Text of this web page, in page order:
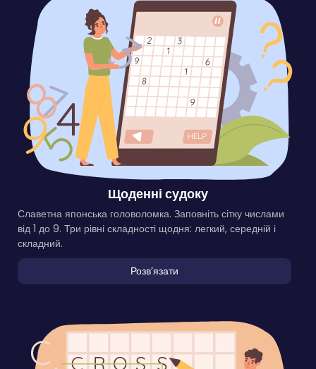
Щоденні судоку
Славетна японська головоломка. Заповніть сітку числами
від 1 до 9. Три рівні складності щодня: легкий, середній і
складний.
Розвʼязати